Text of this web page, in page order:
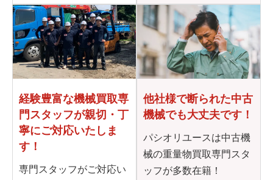
経験豊富な機械買取専
門 スタッフが親切・丁
寧にご対応いたしま
す！
専門スタッフがご対応い
他社様で断られた中古
機械でも大丈夫です！
パシオリユースは中古機
械の重量物買取専門スタ
ッフが多数在籍！